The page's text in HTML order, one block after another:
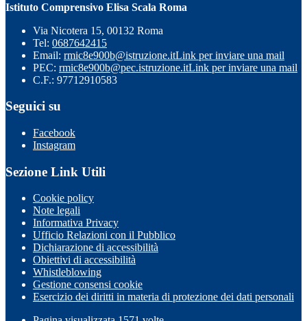
Istituto Comprensivo Elisa Scala Roma
Via Nicotera 15, 00132 Roma
Tel: 0687642415
Email: rmic8e900b@istruzione.itLink per inviare una mail
PEC: rmic8e900b@pec.istruzione.itLink per inviare una mail
C.F.: 97712910583
Seguici su
Facebook
Instagram
Sezione Link Utili
Cookie policy
Note legali
Informativa Privacy
Ufficio Relazioni con il Pubblico
Dichiarazione di accessibilità
Obiettivi di accessibilità
Whistleblowing
Gestione consensi cookie
Esercizio dei diritti in materia di protezione dei dati personali